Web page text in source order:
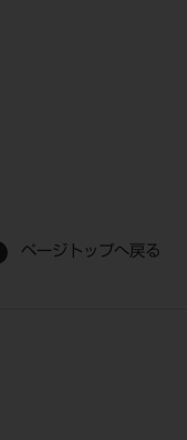
ページトップへ戻る